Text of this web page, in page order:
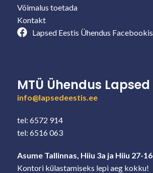
Võimalus toetada
Kontakt
Lapsed Eestis Ühendus Facebookis
MTÜ Ühendus Lapsed
info@lapsedeestis.ee
tel: 6572 914
tel: 6516 063
Asume Tallinnas, Hiiu 3a ja Hiiu 27-16
Kontori külastamiseks lepi aeg kokku!